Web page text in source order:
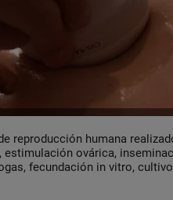
reproducción humana
ovárica,
fecundación in vitro,